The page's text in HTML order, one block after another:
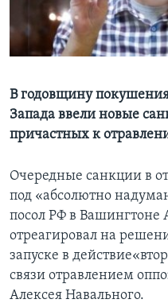
Learning English
В годовщину
Запада ввели новые
причастных к
Очередные санкции в
под «абсолютно
посол РФ в Вашингтоне
отреагировал на
запуске в
связи отравлением
Алексея Навального.